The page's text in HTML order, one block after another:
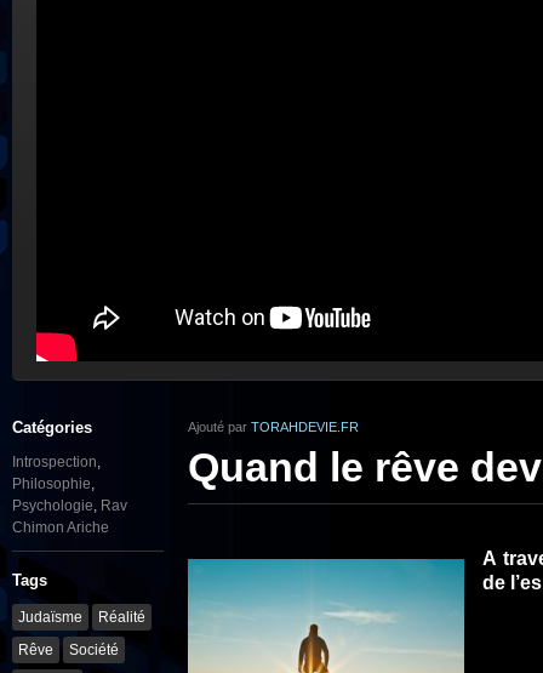
Catégories
Introspection,
Philosophie,
Psychologie, Rav
Chimon Ariche
Tags
Judaïsme
Réalité
Rêve
Société
Ajouté par TORAHDEVIE.FR
Quand le rêve
A
de